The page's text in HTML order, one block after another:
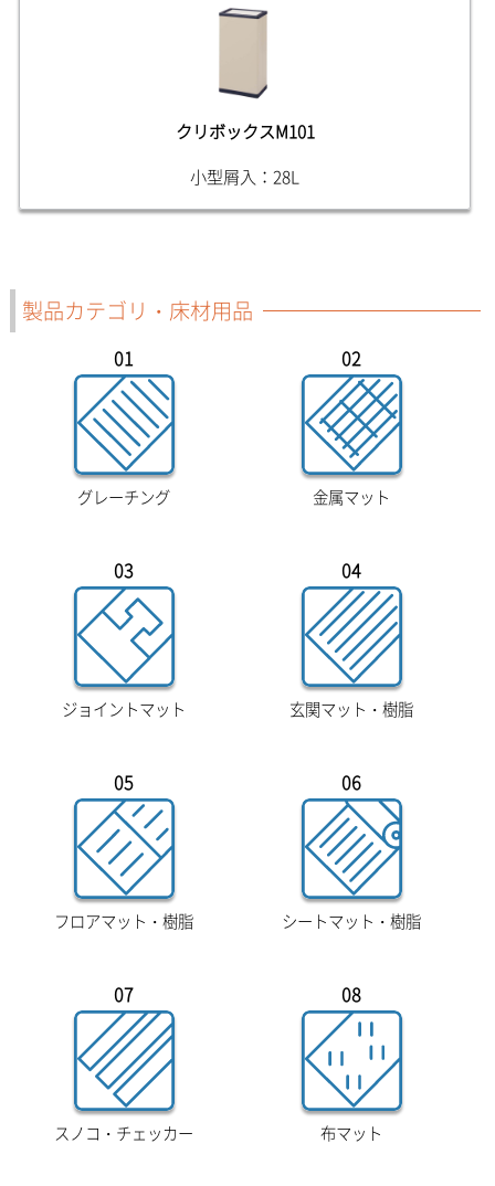
クリボックスM101
小型屑入：28L
製品カテゴリ・床材用品
01
グレーチング
02
金属マット
03
ジョイントマット
04
玄関マット・樹脂
05
フロアマット・樹脂
06
シートマット・樹脂
07
スノコ・チェッカー
08
布マット